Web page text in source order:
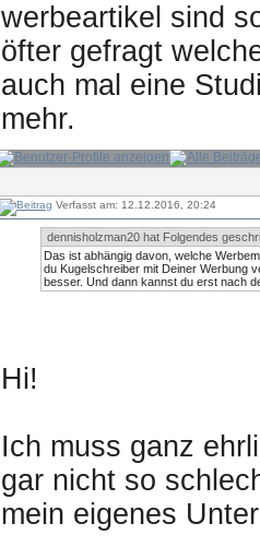
werbeartikel sind
öfter gefragt
auch mal eine
mehr.
Verfasst am: 12.12.2016, 20:24
dennisholzman20 hat Folgendes
Das ist abhängig davon, welche
du Kugelschreiber mit Deiner Werbung
besser. Und dann kannst du erst nach
Hi!
Ich muss ganz
gar nicht so
mein eigenes